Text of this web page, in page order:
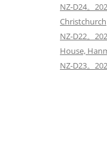
NZ-D24。
Christchurch
NZ-D22。
House,
NZ-D23。